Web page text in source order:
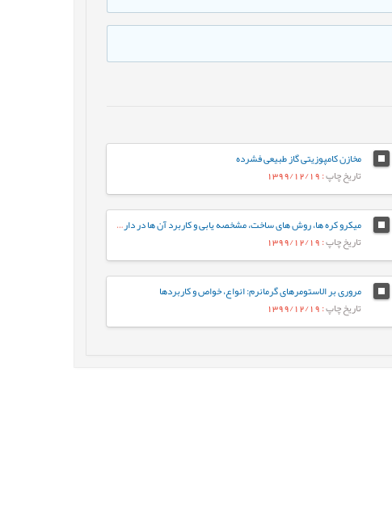
مخازن کامپوزیتی گاز طبیعی فشرده
تاریخ چاپ: 1399/12/19
میکرو کره ها، روش های ساخت، مشخصه يابی و کاربرد آن ها در دارورسانی
تاریخ چاپ: 1399/12/19
مروری بر الاستومرهای گرمانرم: انواع، خواص و کاربردها
تاریخ چاپ: 1399/12/19